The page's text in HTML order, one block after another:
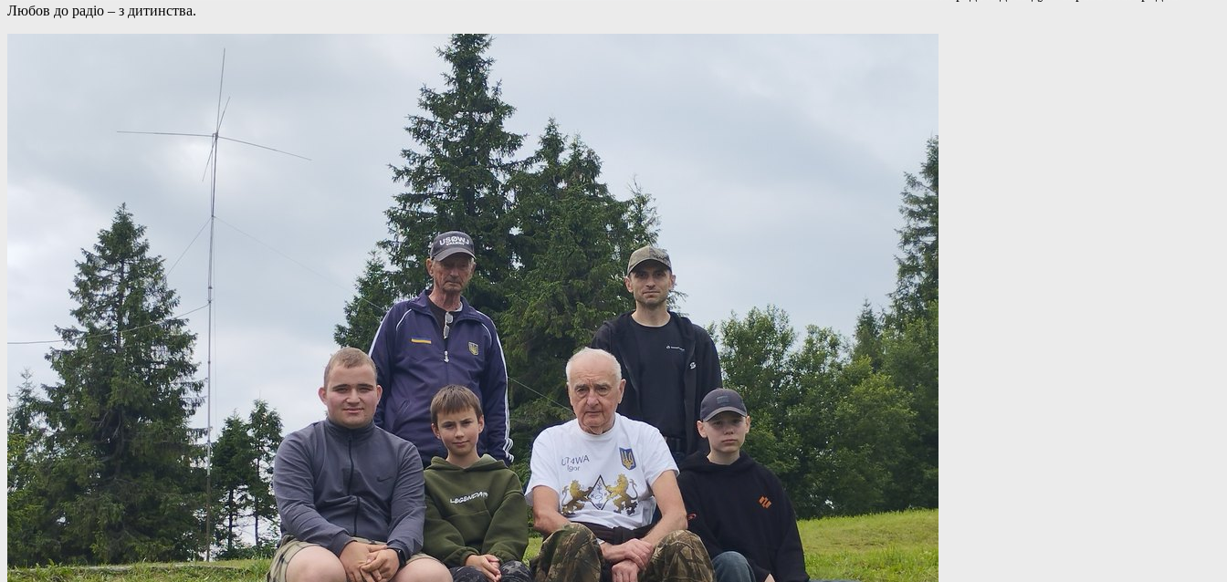
Любов до радіо – з дитинства.